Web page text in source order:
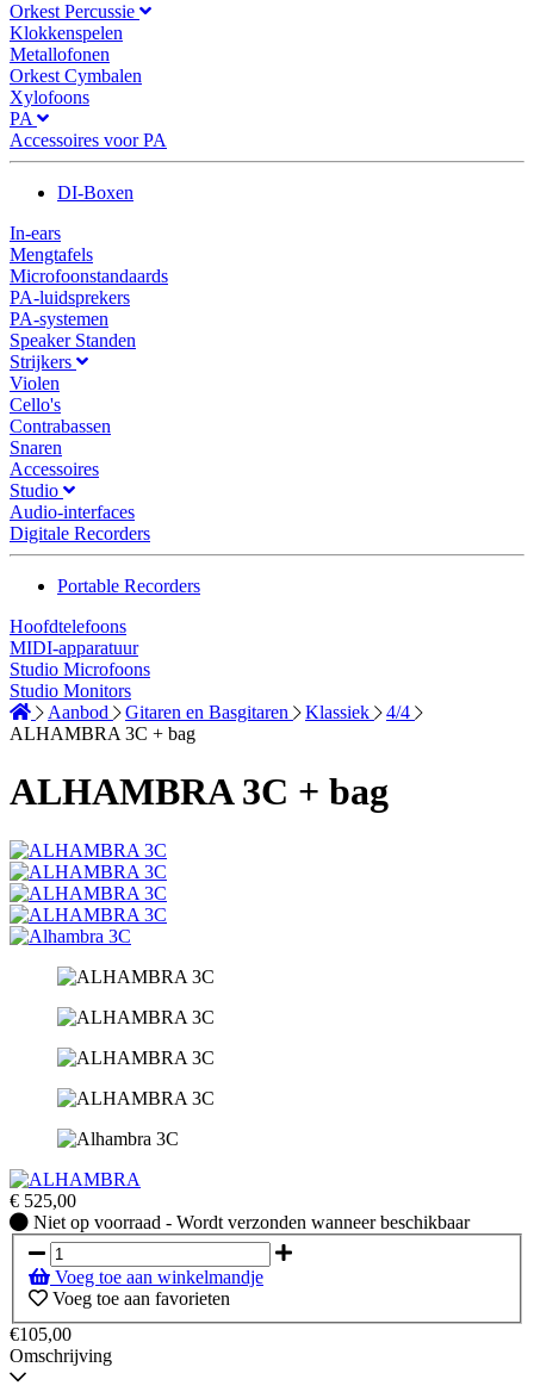
Orkest Percussie
Klokkenspelen
Metallofonen
Orkest Cymbalen
Xylofoons
PA
Accessoires voor PA
DI-Boxen
In-ears
Mengtafels
Microfoonstandaards
PA-luidsprekers
PA-systemen
Speaker Standen
Strijkers
Violen
Cello's
Contrabassen
Snaren
Accessoires
Studio
Audio-interfaces
Digitale Recorders
Portable Recorders
Hoofdtelefoons
MIDI-apparatuur
Studio Microfoons
Studio Monitors
Aanbod
Gitaren en Basgitaren Klassiek
4/4
ALHAMBRA 3C + bag
ALHAMBRA 3C + bag
€ 525,00
Niet
op
voorraad
-
Wordt
verzonden
wanneer
beschikbaar
Niet op voorraad - Wordt verzonden wanneer beschikbaar
Voeg toe aan winkelmandje
Voeg toe aan favorieten
€105,00
Omschrijving